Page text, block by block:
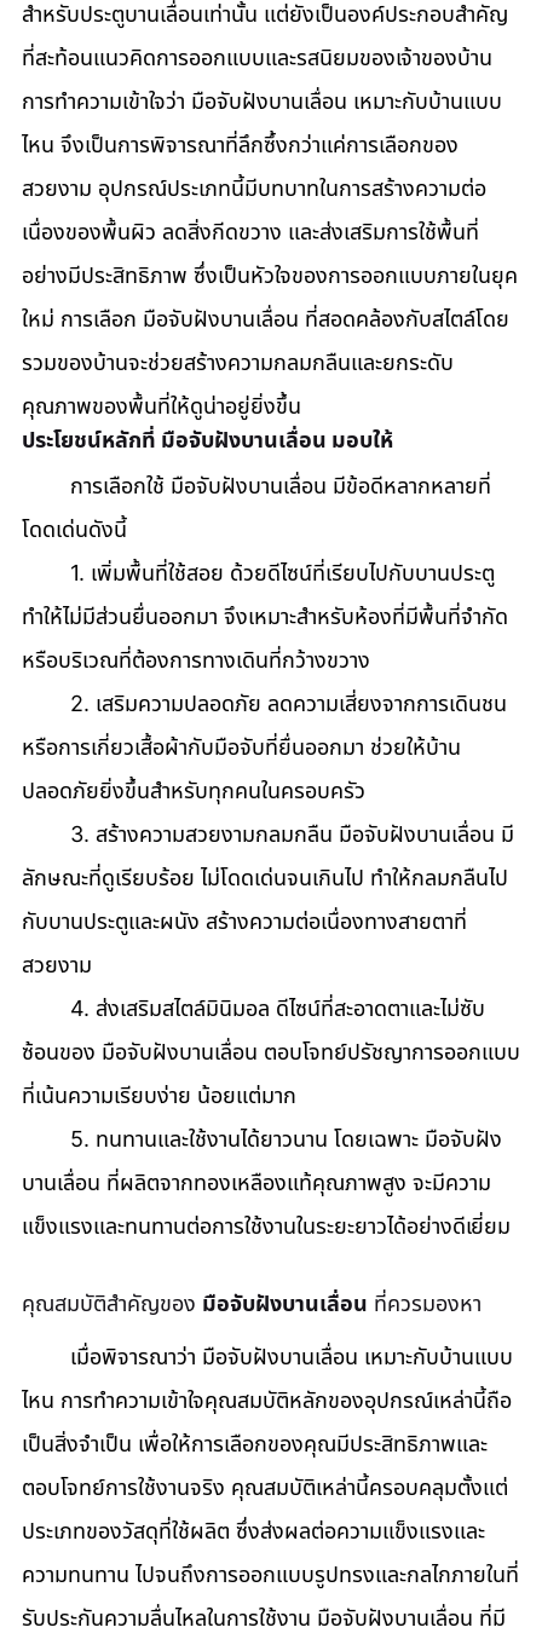
สำหรับประตูบานเลื่อนเท่านั้น แต่ยังเป็นองค์ประกอบสำคัญ
ที่สะท้อนแนวคิดการออกแบบและรสนิยมของเจ้าของบ้าน
การทำความเข้าใจว่า มือจับฝังบานเลื่อน เหมาะกับบ้านแบบ
ไหน จึงเป็นการพิจารณาที่ลึกซึ้งกว่าแค่การเลือกของ
สวยงาม อุปกรณ์ประเภทนี้มีบทบาทในการสร้างความต่อ
เนื่องของพื้นผิว ลดสิ่งกีดขวาง และส่งเสริมการใช้พื้นที่
อย่างมีประสิทธิภาพ ซึ่งเป็นหัวใจของการออกแบบภายในยุค
ใหม่ การเลือก มือจับฝังบานเลื่อน ที่สอดคล้องกับสไตล์โดย
รวมของบ้านจะช่วยสร้างความกลมกลืนและยกระดับ
คุณภาพของพื้นที่ให้ดูน่าอยู่ยิ่งขึ้น
ประโยชน์หลักที่ มือจับฝังบานเลื่อน มอบให้
โดดเด่นดังนี้
ทำให้ไม่มีส่วนยื่นออกมา จึงเหมาะสำหรับห้องที่มีพื้นที่จำกัด
หรือบริเวณที่ต้องการทางเดินที่กว้างขวาง
หรือการเกี่ยวเสื้อผ้ากับมือจับที่ยื่นออกมา ช่วยให้บ้าน
ปลอดภัยยิ่งขึ้นสำหรับทุกคนในครอบครัว
ลักษณะที่ดูเรียบร้อย ไม่โดดเด่นจนเกินไป ทำให้กลมกลืนไป
กับบานประตูและผนัง สร้างความต่อเนื่องทางสายตาที่
สวยงาม
ซ้อนของ มือจับฝังบานเลื่อน ตอบโจทย์ปรัชญาการออกแบบ
ที่เน้นความเรียบง่าย น้อยแต่มาก
บานเลื่อน ที่ผลิตจากทองเหลืองแท้คุณภาพสูง จะมีความ
แข็งแรงและทนทานต่อการใช้งานในระยะยาวได้อย่างดีเยี่ยม
คุณสมบัติสำคัญของ มือจับฝังบานเลื่อน ที่ควรมองหา
ไหน การทำความเข้าใจคุณสมบัติหลักของอุปกรณ์เหล่านี้ถือ
เป็นสิ่งจำเป็น เพื่อให้การเลือกของคุณมีประสิทธิภาพและ
ตอบโจทย์การใช้งานจริง คุณสมบัติเหล่านี้ครอบคลุมตั้งแต่
ประเภทของวัสดุที่ใช้ผลิต ซึ่งส่งผลต่อความแข็งแรงและ
ความทนทาน ไปจนถึงการออกแบบรูปทรงและกลไกภายในที่
รับประกันความลื่นไหลในการใช้งาน มือจับฝังบานเลื่อน ที่มี